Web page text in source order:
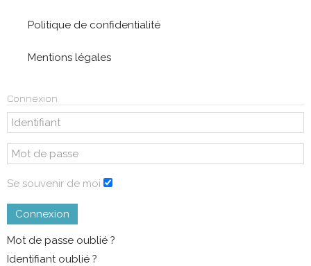
Politique de confidentialité
Mentions légales
Connexion
Se souvenir de moi
Connexion
Mot de passe oublié ?
Identifiant oublié ?